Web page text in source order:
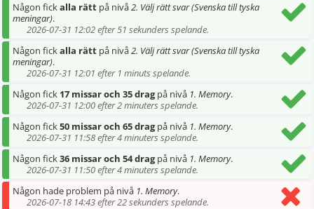
Någon fickalla rätt på nivå2. Välj rätt svar (Svenska till tyska
meningar).
2026-07-31 12:02 efter 51 sekunders spelande.
Någon fickalla rätt på nivå2. Välj rätt svar (Svenska till tyska
meningar).
2026-07-31 12:01 efter 1 minuts spelande.
Någon fick 17 missar och 35 dragpå nivå 1. Memory.
2026-07-31 12:00 efter 2 minuters spelande.
Någon fick50 missar och 65 dragpå nivå 1. Memory.
2026-07-31 11:58 efter 4 minuters spelande.
Någon fick36 missar och 54 dragpå nivå 1. Memory.
2026-07-31 11:50 efter 4 minuters spelande.
Någon hade problem på nivå 1. Memory.
2026-07-18 14:43 efter 22 sekunders spelande.